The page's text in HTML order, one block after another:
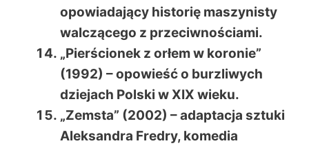
opowiadający historię maszynisty
walczącego z przeciwnościami.
„Pierścionek z orłem w koronie”
(1992) – opowieść o burzliwych
dziejach Polski w XIX wieku.
„Zemsta” (2002) – adaptacja sztuki
Aleksandra Fredry, komedia